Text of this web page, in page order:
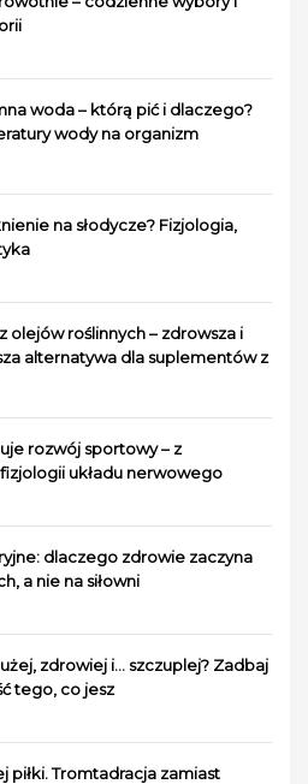
woda – którą pić i dlaczego?
wody na organizm
na słodycze? Fizjologia,
olejów roślinnych – zdrowsza i
alternatywa dla suplementów z
rozwój sportowy – z
układu nerwowego
dlaczego zdrowie zaczyna
a nie na siłowni
zdrowiej i… szczuplej? Zadbaj
tego, co jesz
piłki. Tromtadracja zamiast